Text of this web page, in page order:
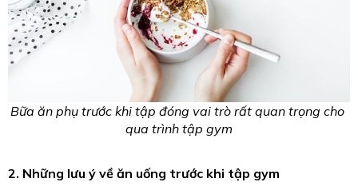
Bữa ăn phụ trước khi tập đóng vai trò rất quan trọng cho
qua trình tập gym
2. Những lưu ý về ăn uống trước khi tập gym